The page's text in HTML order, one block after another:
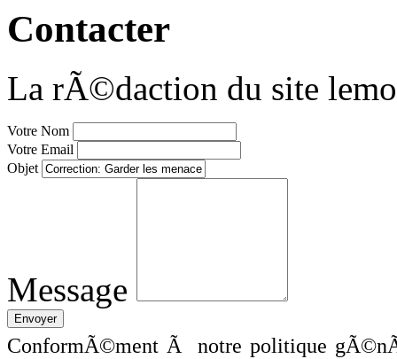
Contacter
La rÃ©daction du site
Votre Nom
Votre Email
Objet
Message
ConformÃ©ment Ã notre politique